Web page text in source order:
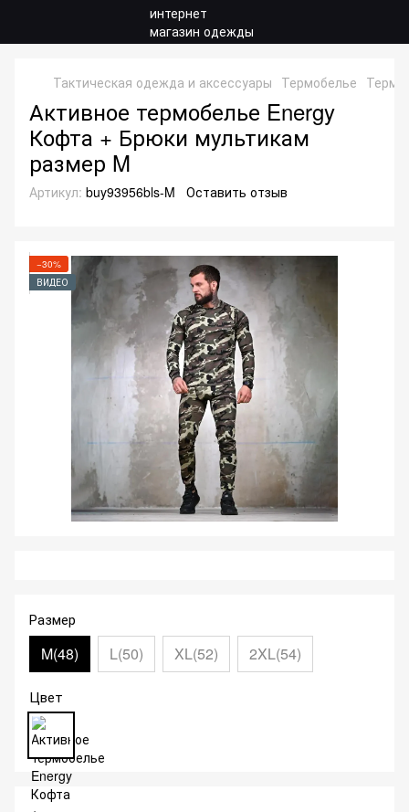
Тактическая одежда и аксессуары Термобелье
Активное термобелье Energy
Кофта + Брюки мультикам
размер M
Артикул: buy93956bls-M Оставить отзыв
−30%
ВИДЕО
Размер
M(48) L(50) XL(52) 2XL(54)
Цвет